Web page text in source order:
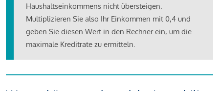
Haushaltseinkommens nicht übersteigen.
Multiplizieren Sie also Ihr Einkommen mit 0,4 und
geben Sie diesen Wert in den Rechner ein, um die
maximale Kreditrate zu ermitteln.